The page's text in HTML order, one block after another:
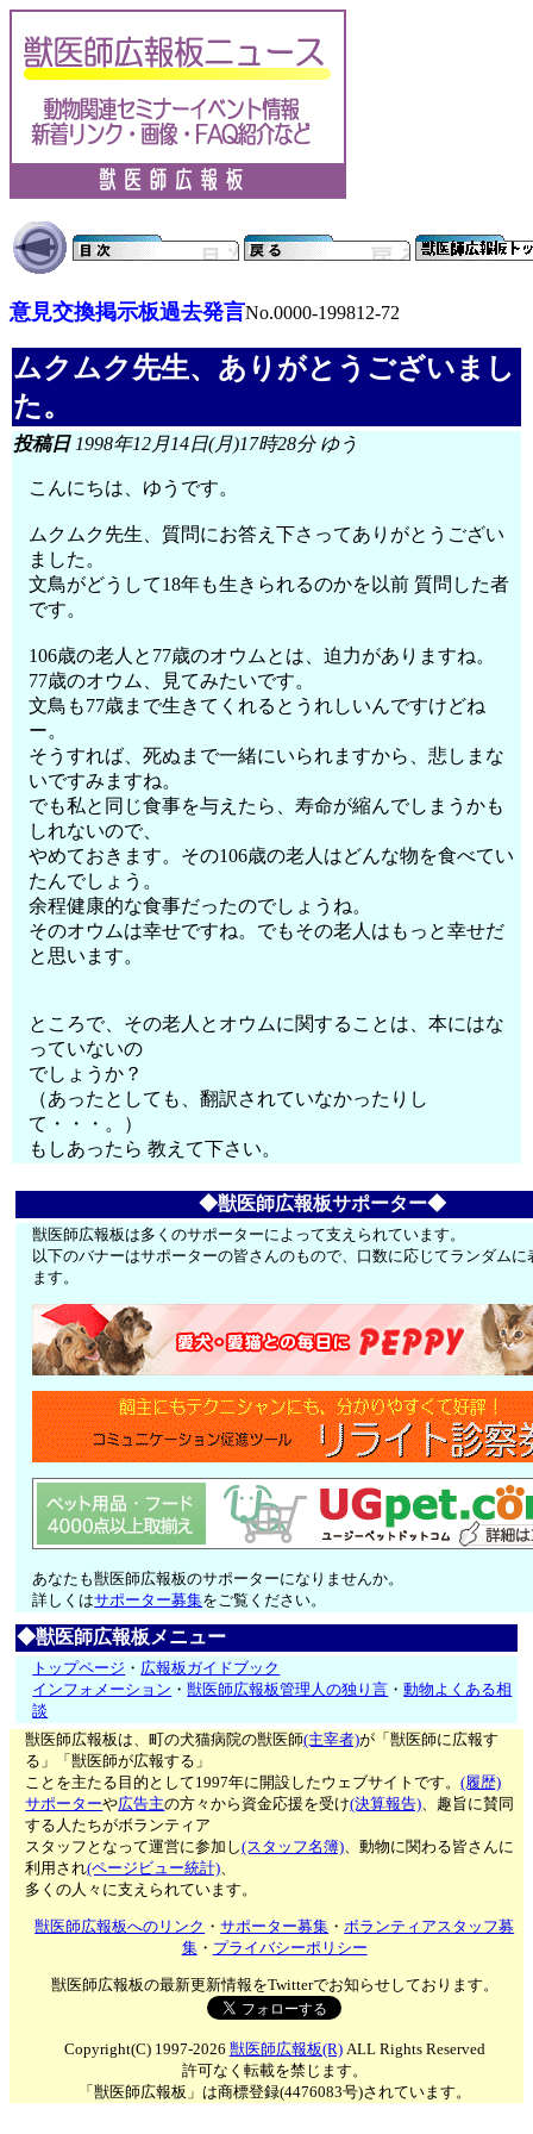
意見交換掲示板過去発言No.0000-199812-72
ムクムク先生、ありがとうございまし
た。
投稿日1998年12月14日(月)17時28分 ゆう
こんにちは、ゆうです。
ムクムク先生、質問にお答え下さってありがとうござい
ました。
文鳥がどうして18年も生きられるのかを以前 質問した者
です。
106歳の老人と77歳のオウムとは、迫力がありますね。
77歳のオウム、見てみたいです。
文鳥も77歳まで生きてくれるとうれしいんですけどね
ー。
そうすれば、死ぬまで一緒にいられますから、悲しまな
いですみますね。
でも私と同じ食事を与えたら、寿命が縮んでしまうかも
しれないので、
やめておきます。その106歳の老人はどんな物を食べてい
たんでしょう。
余程健康的な食事だったのでしょうね。
そのオウムは幸せですね。でもその老人はもっと幸せだ
と思います。
ところで、その老人とオウムに関することは、本にはな
っていないの
でしょうか？
（あったとしても、翻訳されていなかったりし
て・・・。）
もしあったら 教えて下さい。
◆獣医師広報板サポーター◆
獣医師広報板は多くのサポーターによって支えられています。
以下のバナーはサポーターの皆さんのもので、口数に応じてランダムに
ます。
あなたも獣医師広報板のサポーターになりませんか。
詳しくはサポーター募集をご覧ください。
◆獣医師広報板メニュー
トップページ ・ 広報板ガイドブック
インフォメーション ・獣医師広報板管理人の独り言 ・動物よくある相
談
獣医師広報板は、町の犬猫病院の獣医師(主宰者)が「獣医師に広報す
る」「獣医師が広報する」
ことを主たる目的として1997年に開設したウェブサイトです。(履歴)
サポーターや広告主の方々から資金応援を受け(決算報告)、趣旨に賛同
する人たちがボランティア
スタッフとなって運営に参加し(スタッフ名簿)、動物に関わる皆さんに
利用され(ページビュー統計)、
多くの人々に支えられています。
獣医師広報板へのリンク ・サポーター募集 ・ボランティアスタッフ募
集・ プライバシーポリシー
獣医師広報板の最新更新情報をTwitterでお知らせしております。
Copyright(C) 1997-2026 獣医師広報板(R)ALL Rights Reserved
許可なく転載を禁じます。
「獣医師広報板」は商標登録(4476083号)されています。